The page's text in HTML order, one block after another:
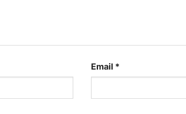
Email *